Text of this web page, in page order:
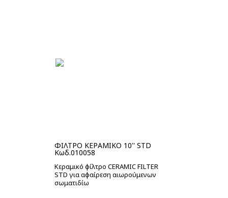
ΦΙΛΤΡΟ ΚΕΡΑΜΙΚΟ 10'' STD
Κωδ.010058
Κεραμικό φίλτρο CERAMIC FILTER
STD για αφαίρεση αιωρούμενων
σωματιδίω